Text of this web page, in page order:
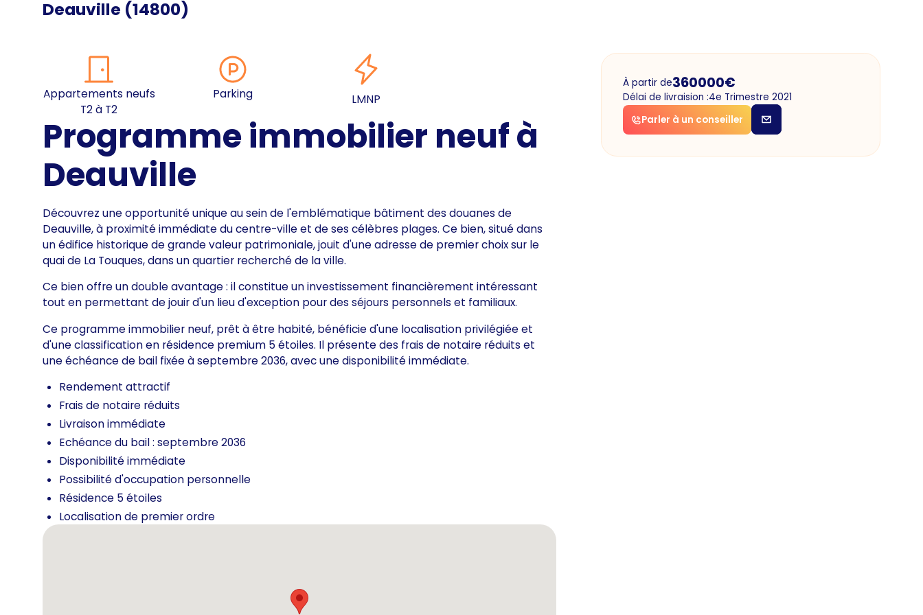
Deauville (14800)
Appartements neufs
T2 à T2
Parking LMNP
Programme immobilier neuf à
Deauville
Découvrez une opportunité unique au sein de l'emblématique bâtiment des douanes de
Deauville, à proximité immédiate du centre-ville et de ses célèbres plages. Ce bien, situé dans
un édifice historique de grande valeur patrimoniale, jouit d'une adresse de premier choix sur le
quai de La Touques, dans un quartier recherché de la ville.
Ce bien offre un double avantage : il constitue un investissement financièrement intéressant
tout en permettant de jouir d'un lieu d'exception pour des séjours personnels et familiaux.
Ce programme immobilier neuf, prêt à être habité, bénéficie d'une localisation privilégiée et
d'une classification en résidence premium 5 étoiles. Il présente des frais de notaire réduits et
une échéance de bail fixée à septembre 2036, avec une disponibilité immédiate.
Rendement attractif
Frais de notaire réduits
Livraison immédiate
Echéance du bail : septembre 2036
Disponibilité immédiate
Possibilité d'occupation personnelle
Résidence 5 étoiles
Localisation de premier ordre
À partir de360000€
Délai de livraision :4e Trimestre 2021
Parler à un conseiller